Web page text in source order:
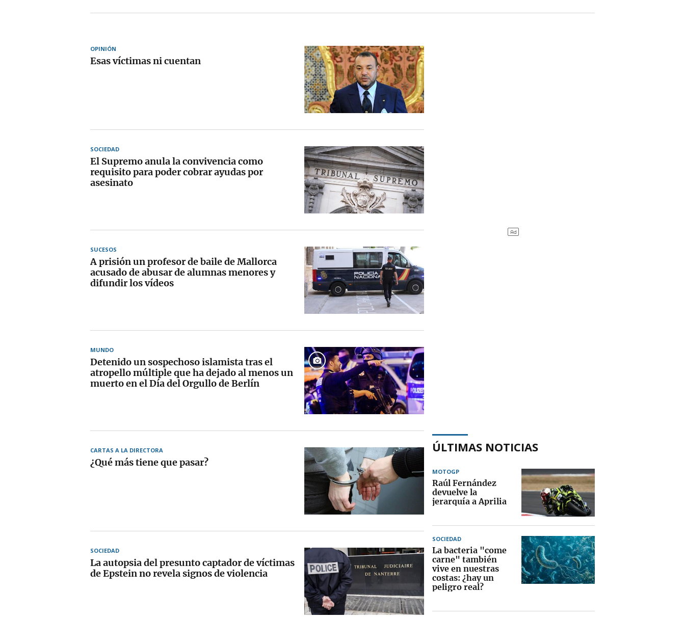
OPINIÓN
Esas víctimas ni cuentan
SOCIEDAD
El Supremo anula la convivencia como
requisito para poder cobrar ayudas por
asesinato
SUCESOS
A prisión un profesor de baile de Mallorca
acusado de abusar de alumnas menores y
difundir los vídeos
MUNDO
Detenido un sospechoso islamista tras el
atropello múltiple que ha dejado al menos un
muerto en el Día del Orgullo de Berlín
CARTAS A LA DIRECTORA
¿Qué más tiene que pasar?
SOCIEDAD
La autopsia del presunto captador de víctimas
de Epstein no revela signos de violencia
ÚLTIMAS NOTICIAS
MOTOGP
Raúl Fernández
devuelve la
jerarquía a Aprilia
SOCIEDAD
La bacteria "come
carne" también
vive en nuestras
costas: ¿hay un
peligro real?